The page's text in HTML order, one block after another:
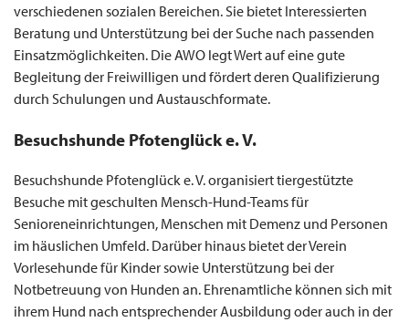
verschiedenen sozialen Bereichen. Sie bietet Interessierten
Beratung und Unterstützung bei der Suche nach passenden
Einsatzmöglichkeiten. Die AWO legt Wert auf eine gute
Begleitung der Freiwilligen und fördert deren Qualifizierung
durch Schulungen und Austauschformate.
Besuchshunde Pfotenglück e. V.
Besuchshunde Pfotenglück e. V. organisiert tiergestützte
Besuche mit geschulten Mensch-Hund-Teams für
Senioreneinrichtungen, Menschen mit Demenz und Personen
im häuslichen Umfeld. Darüber hinaus bietet der Verein
Vorlesehunde für Kinder sowie Unterstützung bei der
Notbetreuung von Hunden an. Ehrenamtliche können sich mit
ihrem Hund nach entsprechender Ausbildung oder auch in der